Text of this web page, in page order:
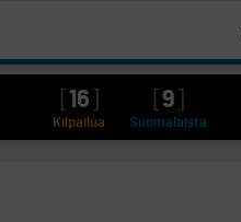
16 9
Kilpailua Suomalaista